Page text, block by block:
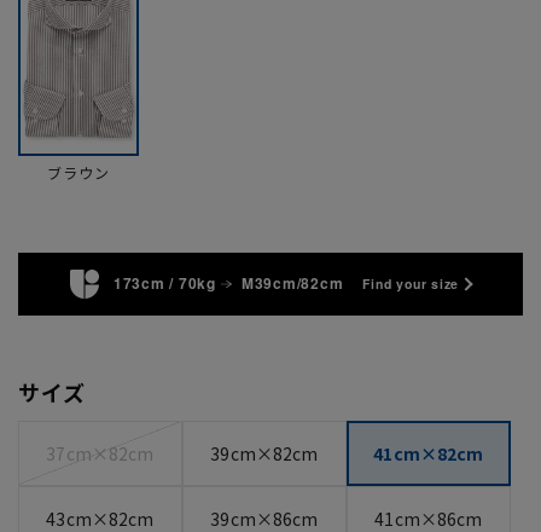
ブラウン
173cm / 70kg M39cm/82cm Find your size
サイズ
37cm×82cm 39cm×82cm 41cm×82cm
43cm×82cm 39cm×86cm 41cm×86cm